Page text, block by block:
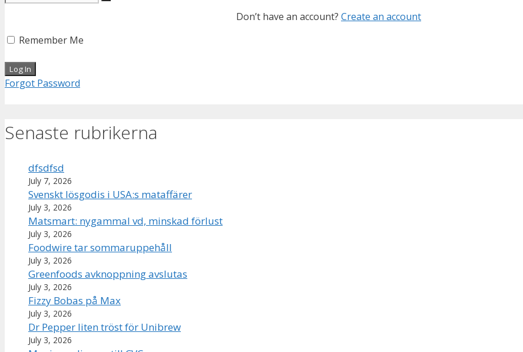
Don’t have an account? Create an account
Remember Me
Forgot Password
Senaste rubrikerna
dfsdfsd
July 7, 2026
Svenskt lösgodis i USA:s mataffärer
July 3, 2026
Matsmart: nygammal vd, minskad förlust
July 3, 2026
Foodwire tar sommaruppehåll
July 3, 2026
Greenfoods avknoppning avslutas
July 3, 2026
Fizzy Bobas på Max
July 3, 2026
Dr Pepper liten tröst för Unibrew
July 3, 2026